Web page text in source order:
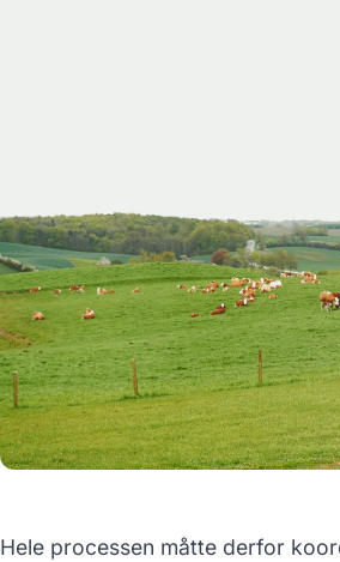
Hele processen måtte derfor